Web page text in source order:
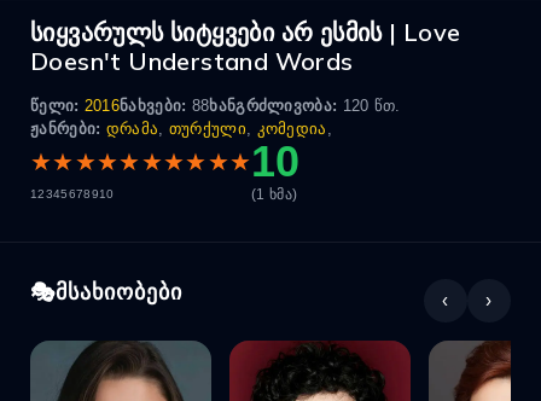
სიყვარულს სიტყვები არ ესმის | Love
Doesn't Understand Words
წელი: 2016ნახვები: 88ხანგრძლივობა: 120 წთ.
ჟანრები: დრამა, თურქული, კომედია ,
★★★★★★★★★★
12345678910
10
(1 ხმა)
მსახიობები ‹ ›